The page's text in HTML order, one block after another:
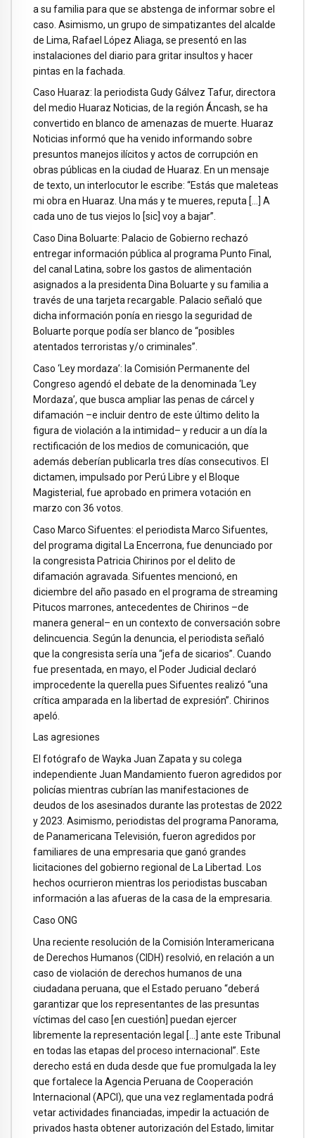
a su familia para que se abstenga de informar sobre el
caso. Asimismo, un grupo de simpatizantes del alcalde
de Lima, Rafael López Aliaga, se presentó en las
instalaciones del diario para gritar insultos y hacer
pintas en la fachada.
Caso Huaraz: la periodista Gudy Gálvez Tafur, directora
del medio Huaraz Noticias, de la región Áncash, se ha
convertido en blanco de amenazas de muerte. Huaraz
Noticias informó que ha venido informando sobre
presuntos manejos ilícitos y actos de corrupción en
obras públicas en la ciudad de Huaraz. En un mensaje
de texto, un interlocutor le escribe: “Estás que maleteas
mi obra en Huaraz. Una más y te mueres, reputa […] A
cada uno de tus viejos lo [sic] voy a bajar”.
Caso Dina Boluarte: Palacio de Gobierno rechazó
entregar información pública al programa Punto Final,
del canal Latina, sobre los gastos de alimentación
asignados a la presidenta Dina Boluarte y su familia a
través de una tarjeta recargable. Palacio señaló que
dicha información ponía en riesgo la seguridad de
Boluarte porque podía ser blanco de “posibles
atentados terroristas y/o criminales”.
Caso ‘Ley mordaza’: la Comisión Permanente del
Congreso agendó el debate de la denominada ‘Ley
Mordaza’, que busca ampliar las penas de cárcel y
difamación –e incluir dentro de este último delito la
figura de violación a la intimidad– y reducir a un día la
rectificación de los medios de comunicación, que
además deberían publicarla tres días consecutivos. El
dictamen, impulsado por Perú Libre y el Bloque
Magisterial, fue aprobado en primera votación en
marzo con 36 votos.
Caso Marco Sifuentes: el periodista Marco Sifuentes,
del programa digital La Encerrona, fue denunciado por
la congresista Patricia Chirinos por el delito de
difamación agravada. Sifuentes mencionó, en
diciembre del año pasado en el programa de streaming
Pitucos marrones, antecedentes de Chirinos –de
manera general– en un contexto de conversación sobre
delincuencia. Según la denuncia, el periodista señaló
que la congresista sería una “jefa de sicarios”. Cuando
fue presentada, en mayo, el Poder Judicial declaró
improcedente la querella pues Sifuentes realizó “una
crítica amparada en la libertad de expresión”. Chirinos
apeló.
Las agresiones
El fotógrafo de Wayka Juan Zapata y su colega
independiente Juan Mandamiento fueron agredidos por
policías mientras cubrían las manifestaciones de
deudos de los asesinados durante las protestas de 2022
y 2023. Asimismo, periodistas del programa Panorama,
de Panamericana Televisión, fueron agredidos por
familiares de una empresaria que ganó grandes
licitaciones del gobierno regional de La Libertad. Los
hechos ocurrieron mientras los periodistas buscaban
información a las afueras de la casa de la empresaria.
Caso ONG
Una reciente resolución de la Comisión Interamericana
de Derechos Humanos (CIDH) resolvió, en relación a un
caso de violación de derechos humanos de una
ciudadana peruana, que el Estado peruano “deberá
garantizar que los representantes de las presuntas
víctimas del caso [en cuestión] puedan ejercer
libremente la representación legal […] ante este Tribunal
en todas las etapas del proceso internacional”. Este
derecho está en duda desde que fue promulgada la ley
que fortalece la Agencia Peruana de Cooperación
Internacional (APCI), que una vez reglamentada podrá
vetar actividades financiadas, impedir la actuación de
privados hasta obtener autorización del Estado, limitar